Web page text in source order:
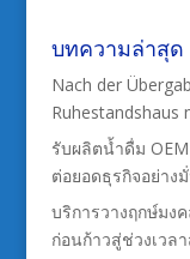
บทความล่าสุด
Nach der
Ruhestandshaus
รับผลิตน้ำดื่ม
ต่อยอดธุรกิจอย่าง
บริการวางฤกษ์มง
ก่อนก้าวสู่ช่วงเวล